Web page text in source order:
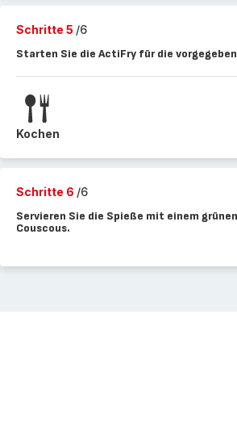
Schritte 5 /6
Starten Sie die ActiFry für die
Kochen
Schritte 6 /6
Servieren Sie die Spieße mit einem
Couscous.